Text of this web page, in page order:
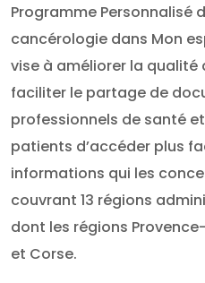
Programme Personnalisé
cancérologie dans Mon
vise à améliorer la qualité
faciliter le partage de
professionnels de santé
patients d’accéder plus
informations qui les
couvrant 13 régions
dont les régions
et Corse.